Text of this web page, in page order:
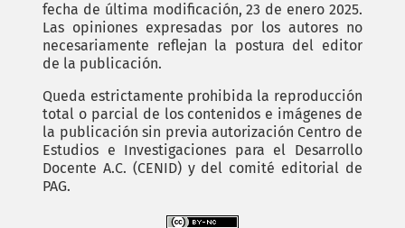
fecha de última modificación, 23 de enero 2025.
Las opiniones expresadas por los autores no
necesariamente reflejan la postura del editor
de la publicación.
Queda estrictamente prohibida la reproducción
total o parcial de los contenidos e imágenes de
la publicación sin previa autorización Centro de
Estudios e Investigaciones para el Desarrollo
Docente A.C. (CENID) y del comité editorial de
PAG.